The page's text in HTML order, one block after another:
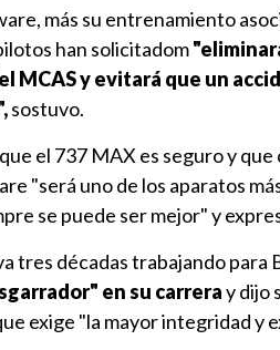
más su entrenamiento
han solicitadom
MCAS y evitará que un
sostuvo.
el 737 MAX es seguro y que
"será uno de los aparatos
se puede ser mejor" y
tres décadas trabajando para
en su carreray dijo
exige "la mayor integridad y